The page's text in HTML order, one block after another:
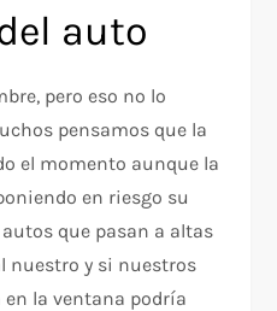
auto
pero eso no lo
pensamos que la
el momento aunque la
en riesgo su
que pasan a altas
nuestro y si nuestros
la ventana podría